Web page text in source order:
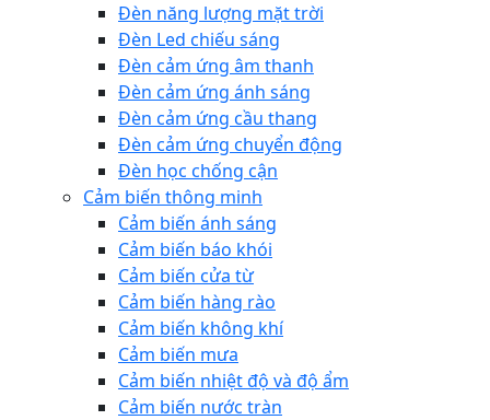
Đèn năng lượng mặt trời
Đèn Led chiếu sáng
Đèn cảm ứng âm thanh
Đèn cảm ứng ánh sáng
Đèn cảm ứng cầu thang
Đèn cảm ứng chuyển động
Đèn học chống cận
Cảm biến thông minh
Cảm biến ánh sáng
Cảm biến báo khói
Cảm biến cửa từ
Cảm biến hàng rào
Cảm biến không khí
Cảm biến mưa
Cảm biến nhiệt độ và độ ẩm
Cảm biến nước tràn